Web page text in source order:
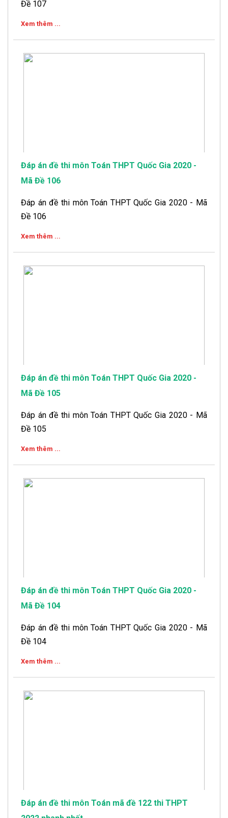
Đề 107
Xem thêm ...
Đáp án đề thi môn Toán THPT Quốc Gia 2020 -
Mã Đề 106
Đáp án đề thi môn Toán THPT Quốc Gia 2020 - Mã
Đề 106
Xem thêm ...
Đáp án đề thi môn Toán THPT Quốc Gia 2020 -
Mã Đề 105
Đáp án đề thi môn Toán THPT Quốc Gia 2020 - Mã
Đề 105
Xem thêm ...
Đáp án đề thi môn Toán THPT Quốc Gia 2020 -
Mã Đề 104
Đáp án đề thi môn Toán THPT Quốc Gia 2020 - Mã
Đề 104
Xem thêm ...
Đáp án đề thi môn Toán mã đề 122 thi THPT